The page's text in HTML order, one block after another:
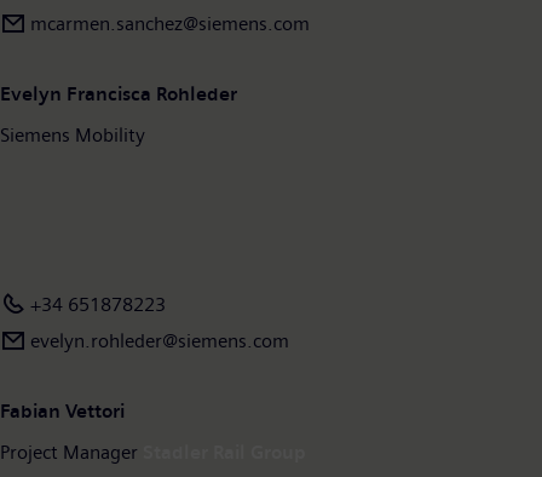
mcarmen.sanchez@siemens.com
Evelyn Francisca Rohleder
Siemens Mobility
+34 651878223
evelyn.rohleder@siemens.com
Fabian Vettori
Project Manager